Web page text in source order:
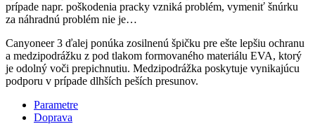
prípade napr. poškodenia pracky vzniká problém, vymeniť šnúrku
za náhradnú problém nie je…
Canyoneer 3 ďalej ponúka zosilnenú špičku pre ešte lepšiu ochranu
a medzipodrážku z pod tlakom formovaného materiálu EVA, ktorý
je odolný voči prepichnutiu. Medzipodrážka poskytuje vynikajúcu
podporu v prípade dlhších peších presunov.
Parametre
Doprava